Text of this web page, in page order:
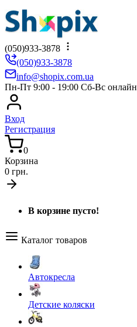
(050)933-3878
(050)933-3878
info@shopix.com.ua
Пн-Пт 9:00 - 19:00 Сб-Вс онлайн
Вход
Регистрация
0
Корзина
0 грн.
В корзине пусто!
Каталог товаров
Автокресла
Детские коляски